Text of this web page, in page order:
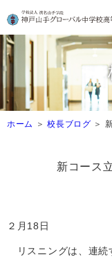
ホーム 校長ブログ
新コース
２月 18 日
リスニングは、連続